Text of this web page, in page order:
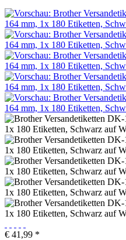
€ 41,99 *